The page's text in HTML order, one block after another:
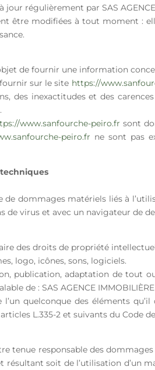
jour régulièrement par SAS
être modifiées à tout moment :
de fournir une information
fournir sur le site https://
des inexactitudes et des
www.sanfourche-peiro.fr sont
peiro.fr ne sont pas
dommages matériels liés à
virus et avec un navigateur de
des droits de propriété
logo, icônes, sons, logiciels.
publication, adaptation de tout
de : SAS AGENCE IMMOBILIÈRE
quelconque des éléments
L.335-2 et suivants du Code
tenue responsable des
résultant soit de l’utilisation